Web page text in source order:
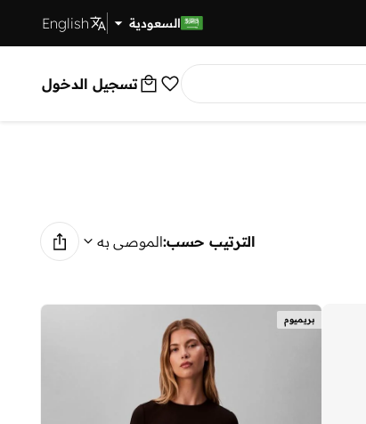
توصيل سريع السعودية English
تسجيل الدخول
الترتيب حسب:الموصى به
بريميوم